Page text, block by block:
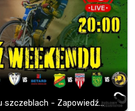
- Zapowiedź…